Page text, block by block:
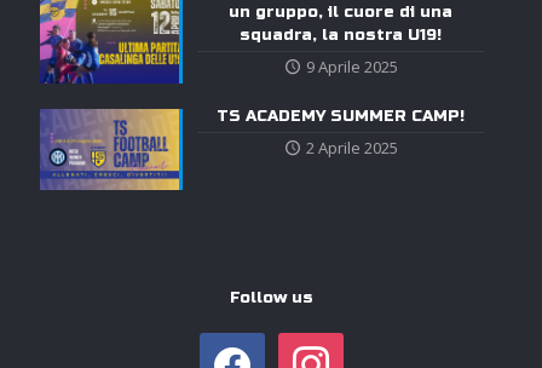
un gruppo, il cuore di una
squadra, la nostra U19!
9 Aprile 2025
TS ACADEMY SUMMER CAMP!
2 Aprile 2025
Follow us
facebook instagram